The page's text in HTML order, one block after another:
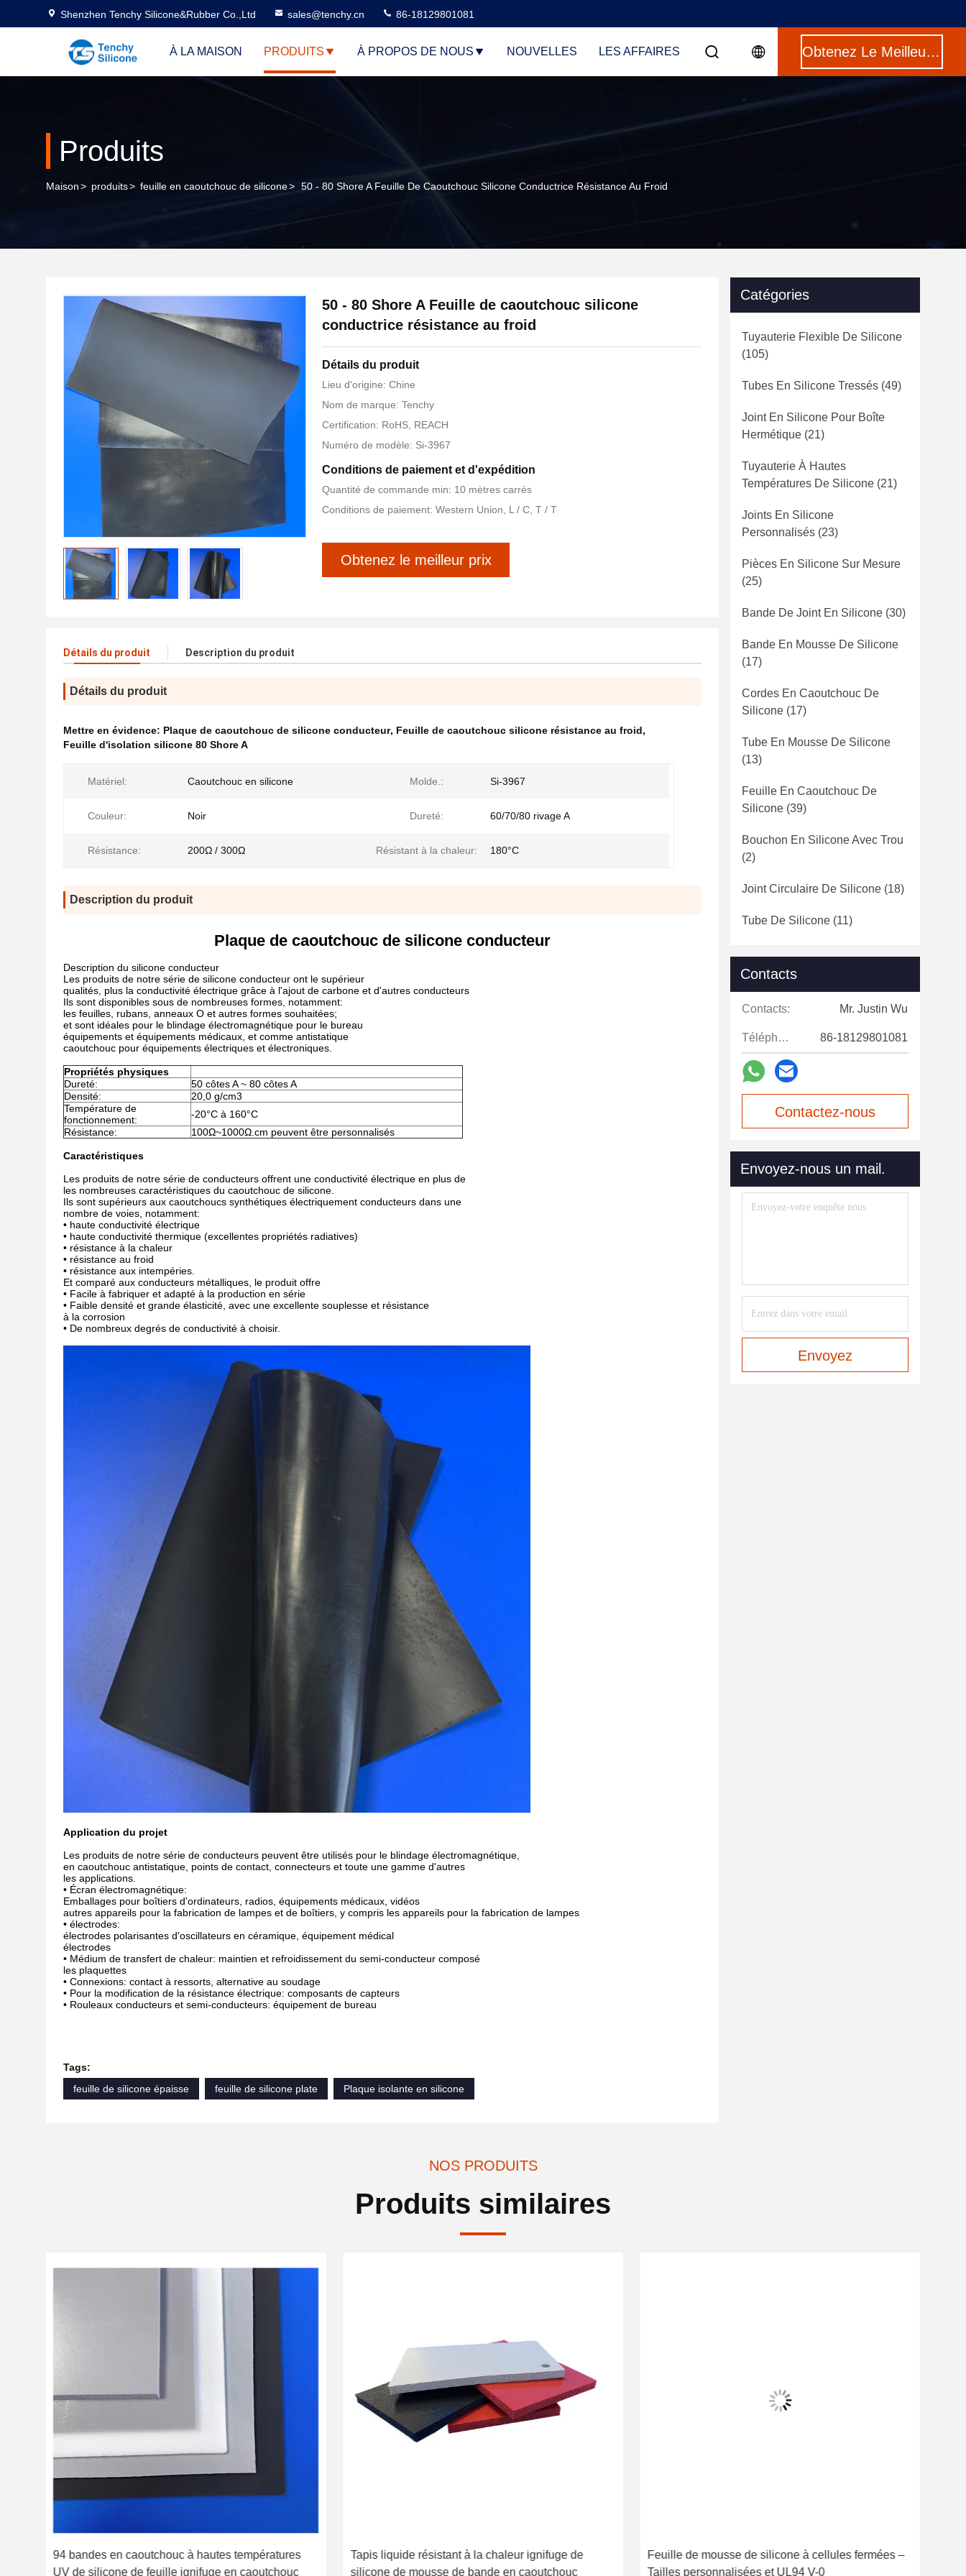
Shenzhen Tenchy Silicone&Rubber Co.,Ltd sales@tenchy.cn 86-18129801081
À LA MAISON PRODUITS À PROPOS DE NOUS NOUVELLES LES AFFAIRES Obtenez Le Meilleur Prix
Produits
Maison> produits> feuille en caoutchouc de silicone> 50 - 80 Shore A Feuille De Caoutchouc Silicone Conductrice Résistance Au Froid
50 - 80 Shore A Feuille de caoutchouc silicone
conductrice résistance au froid
Détails du produit
Lieu d'origine: Chine
Nom de marque: Tenchy
Certification: RoHS, REACH
Numéro de modèle: Si-3967
Conditions de paiement et d'expédition
Quantité de commande min: 10 mètres carrés
Conditions de paiement: Western Union, L / C, T / T
Obtenez le meilleur prix
Détails du produit Description du produit
Détails du produit
Mettre en évidence: Plaque de caoutchouc de silicone conducteur, Feuille de caoutchouc silicone résistance au froid,
Feuille d'isolation silicone 80 Shore A
Matériel: Caoutchouc en silicone Molde.: Si-3967
Couleur: Noir Dureté: 60/70/80 rivage A
Résistance: 200Ω / 300Ω Résistant à la chaleur: 180°C
Description du produit
Plaque de caoutchouc de silicone conducteur
Description du silicone conducteur
Les produits de notre série de silicone conducteur ont le supérieur
qualités, plus la conductivité électrique grâce à l'ajout de carbone et d'autres conducteurs
Ils sont disponibles sous de nombreuses formes, notamment:
les feuilles, rubans, anneaux O et autres formes souhaitées;
et sont idéales pour le blindage électromagnétique pour le bureau
équipements et équipements médicaux, et comme antistatique
caoutchouc pour équipements électriques et électroniques.
Propriétés physiques
Dureté:
50 côtes A ~ 80 côtes A
Densité:
20,0 g/cm3
Température de
fonctionnement:
-20°C à 160°C
Résistance:
100Ω~1000Ω.cm peuvent être personnalisés
Caractéristiques
Les produits de notre série de conducteurs offrent une conductivité électrique en plus de
les nombreuses caractéristiques du caoutchouc de silicone.
Ils sont supérieurs aux caoutchoucs synthétiques électriquement conducteurs dans une
nombre de voies, notamment:
• haute conductivité électrique
• haute conductivité thermique (excellentes propriétés radiatives)
• résistance à la chaleur
• résistance au froid
• résistance aux intempéries.
Et comparé aux conducteurs métalliques, le produit offre
• Facile à fabriquer et adapté à la production en série
• Faible densité et grande élasticité, avec une excellente souplesse et résistance
à la corrosion
• De nombreux degrés de conductivité à choisir.
Application du projet
Les produits de notre série de conducteurs peuvent être utilisés pour le blindage électromagnétique,
en caoutchouc antistatique, points de contact, connecteurs et toute une gamme d'autres
les applications.
• Écran électromagnétique:
Emballages pour boîtiers d'ordinateurs, radios, équipements médicaux, vidéos
autres appareils pour la fabrication de lampes et de boîtiers, y compris les appareils pour la fabrication de lampes
• électrodes:
électrodes polarisantes d'oscillateurs en céramique, équipement médical
électrodes
• Médium de transfert de chaleur: maintien et refroidissement du semi-conducteur composé
les plaquettes
• Connexions: contact à ressorts, alternative au soudage
• Pour la modification de la résistance électrique: composants de capteurs
• Rouleaux conducteurs et semi-conducteurs: équipement de bureau
Tags:
feuille de silicone épaisse
feuille de silicone plate Plaque isolante en silicone
Catégories
Tuyauterie Flexible De Silicone
(105)
Tubes En Silicone Tressés (49)
Joint En Silicone Pour Boîte
Hermétique (21)
Tuyauterie À Hautes
Températures De Silicone (21)
Joints En Silicone
Personnalisés (23)
Pièces En Silicone Sur Mesure
(25)
Bande De Joint En Silicone (30)
Bande En Mousse De Silicone
(17)
Cordes En Caoutchouc De
Silicone (17)
Tube En Mousse De Silicone
(13)
Feuille En Caoutchouc De
Silicone (39)
Bouchon En Silicone Avec Trou
(2)
Joint Circulaire De Silicone (18)
Tube De Silicone (11)
Contacts
Contacts: Mr. Justin Wu
Téléphone: 86-18129801081
Contactez-nous
Envoyez-nous un mail.
Envoyez
NOS PRODUITS
Produits similaires
94 bandes en caoutchouc à hautes températures
UV de silicone de feuille ignifuge en caoutchouc
Tapis liquide résistant à la chaleur ignifuge de
silicone de mousse de bande en caoutchouc
Feuille de mousse de silicone à cellules fermées –
Tailles personnalisées et UL94 V-0